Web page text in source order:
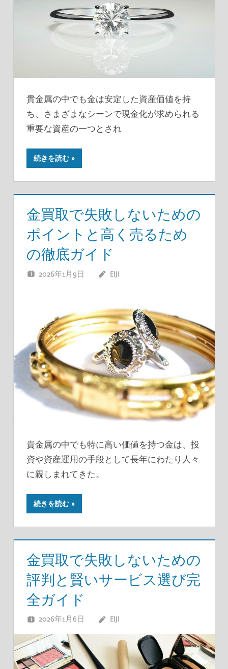
貴金属の中でも金は安定した資産価値を持
ち、さまざまなシーンで現金化が求められる
重要な資産の一つとされ
続きを読む
金買取で失敗しないための
ポイントと高く売るため
の徹底ガイド
2026年1月9日 EIJI
貴金属の中でも特に高い価値を持つ金は、投
資や資産運用の手段として長年にわたり人々
に親しまれてきた。
続きを読む
金買取で失敗しないための
評判と賢いサービス選び完
全ガイド
2026年1月6日 EIJI